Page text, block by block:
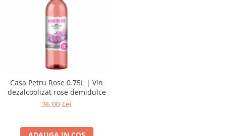
Casa Petru Rose 0.75L | Vin
dezalcoolizat rose demidulce
36,00 Lei